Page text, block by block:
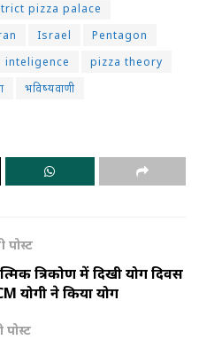
pizza palace
Israel
Pentagon
inteligence
pizza theory
भविष्यवाणी
पोस्ट
त्रिकोण में दिखी योग दिवस
योगी ने किया योग